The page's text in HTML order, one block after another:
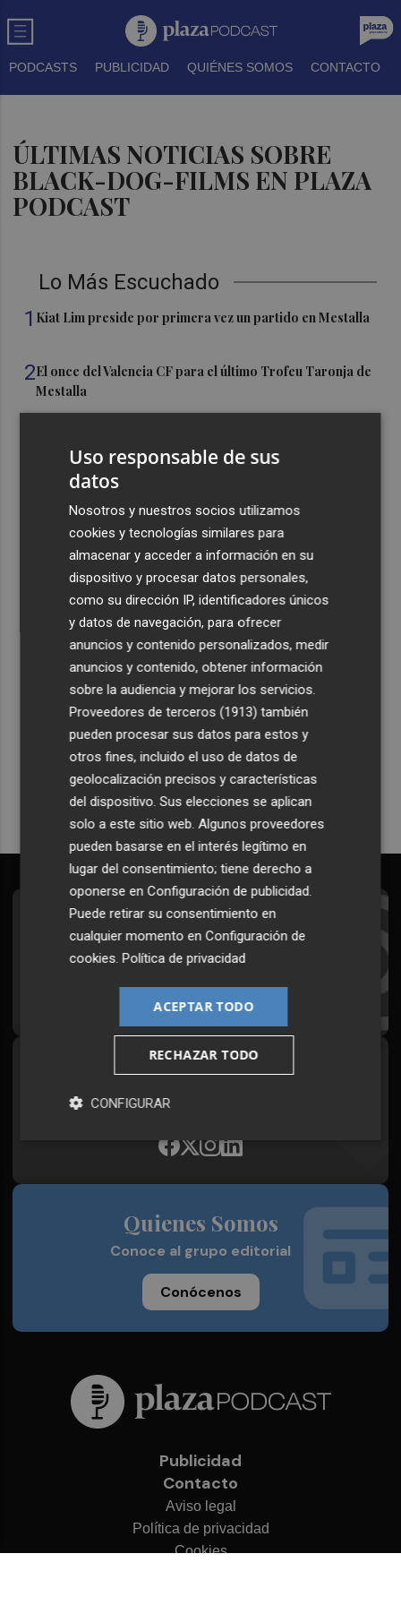
PODCASTS PUBLICIDAD QUIÉNES SOMOS CONTACTO
ÚLTIMAS NOTICIAS SOBRE
BLACK-DOG-FILMS EN PLAZA
PODCAST
Lo Más Escuchado
1 Kiat Lim preside por primera vez un partido en Mestalla
2El once del Valencia CF para el último Trofeu Taronja de
Mestalla
el día del eclipse
queremos ver en la Liga”
Ocho helicópteros, un avión y más de 100 brigadas se
movilizan en Moratalla por un incendio forestal
Recibe toda la actualidad de
Plaza Podcast en tu correo
Quiero suscribirme
Suscríbete al Boletín
Todos los días a primera hora en tu email
Síguenos en redes
Plaza Podcast, desde cualquier medio
Quienes Somos
Conoce al grupo editorial
Conócenos
Publicidad
Contacto
Aviso legal
Política de privacidad
Cookies
Uso responsable de sus
datos
Nosotros y nuestros socios utilizamos
cookies y tecnologías similares para
almacenar y acceder a información en su
dispositivo y procesar datos personales,
como su dirección IP, identificadores únicos
y datos de navegación, para ofrecer
anuncios y contenido personalizados, medir
anuncios y contenido, obtener información
sobre la audiencia y mejorar los servicios.
Proveedores de terceros (1913) también
pueden procesar sus datos para estos y
otros fines, incluido el uso de datos de
geolocalización precisos y características
del dispositivo. Sus elecciones se aplican
solo a este sitio web. Algunos proveedores
pueden basarse en el interés legítimo en
lugar del consentimiento; tiene derecho a
oponerse enConfiguración de publicidad.
Puede retirar su consentimiento en
cualquier momento enConfiguración de
cookies.Política de privacidad
ACEPTAR TODO
RECHAZAR TODO
CONFIGURAR